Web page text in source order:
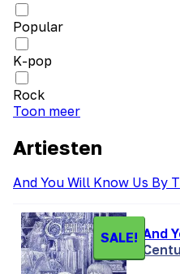
Popular
K-pop
Rock
Toon meer
Artiesten
And You Will Know Us By T
SALE! And